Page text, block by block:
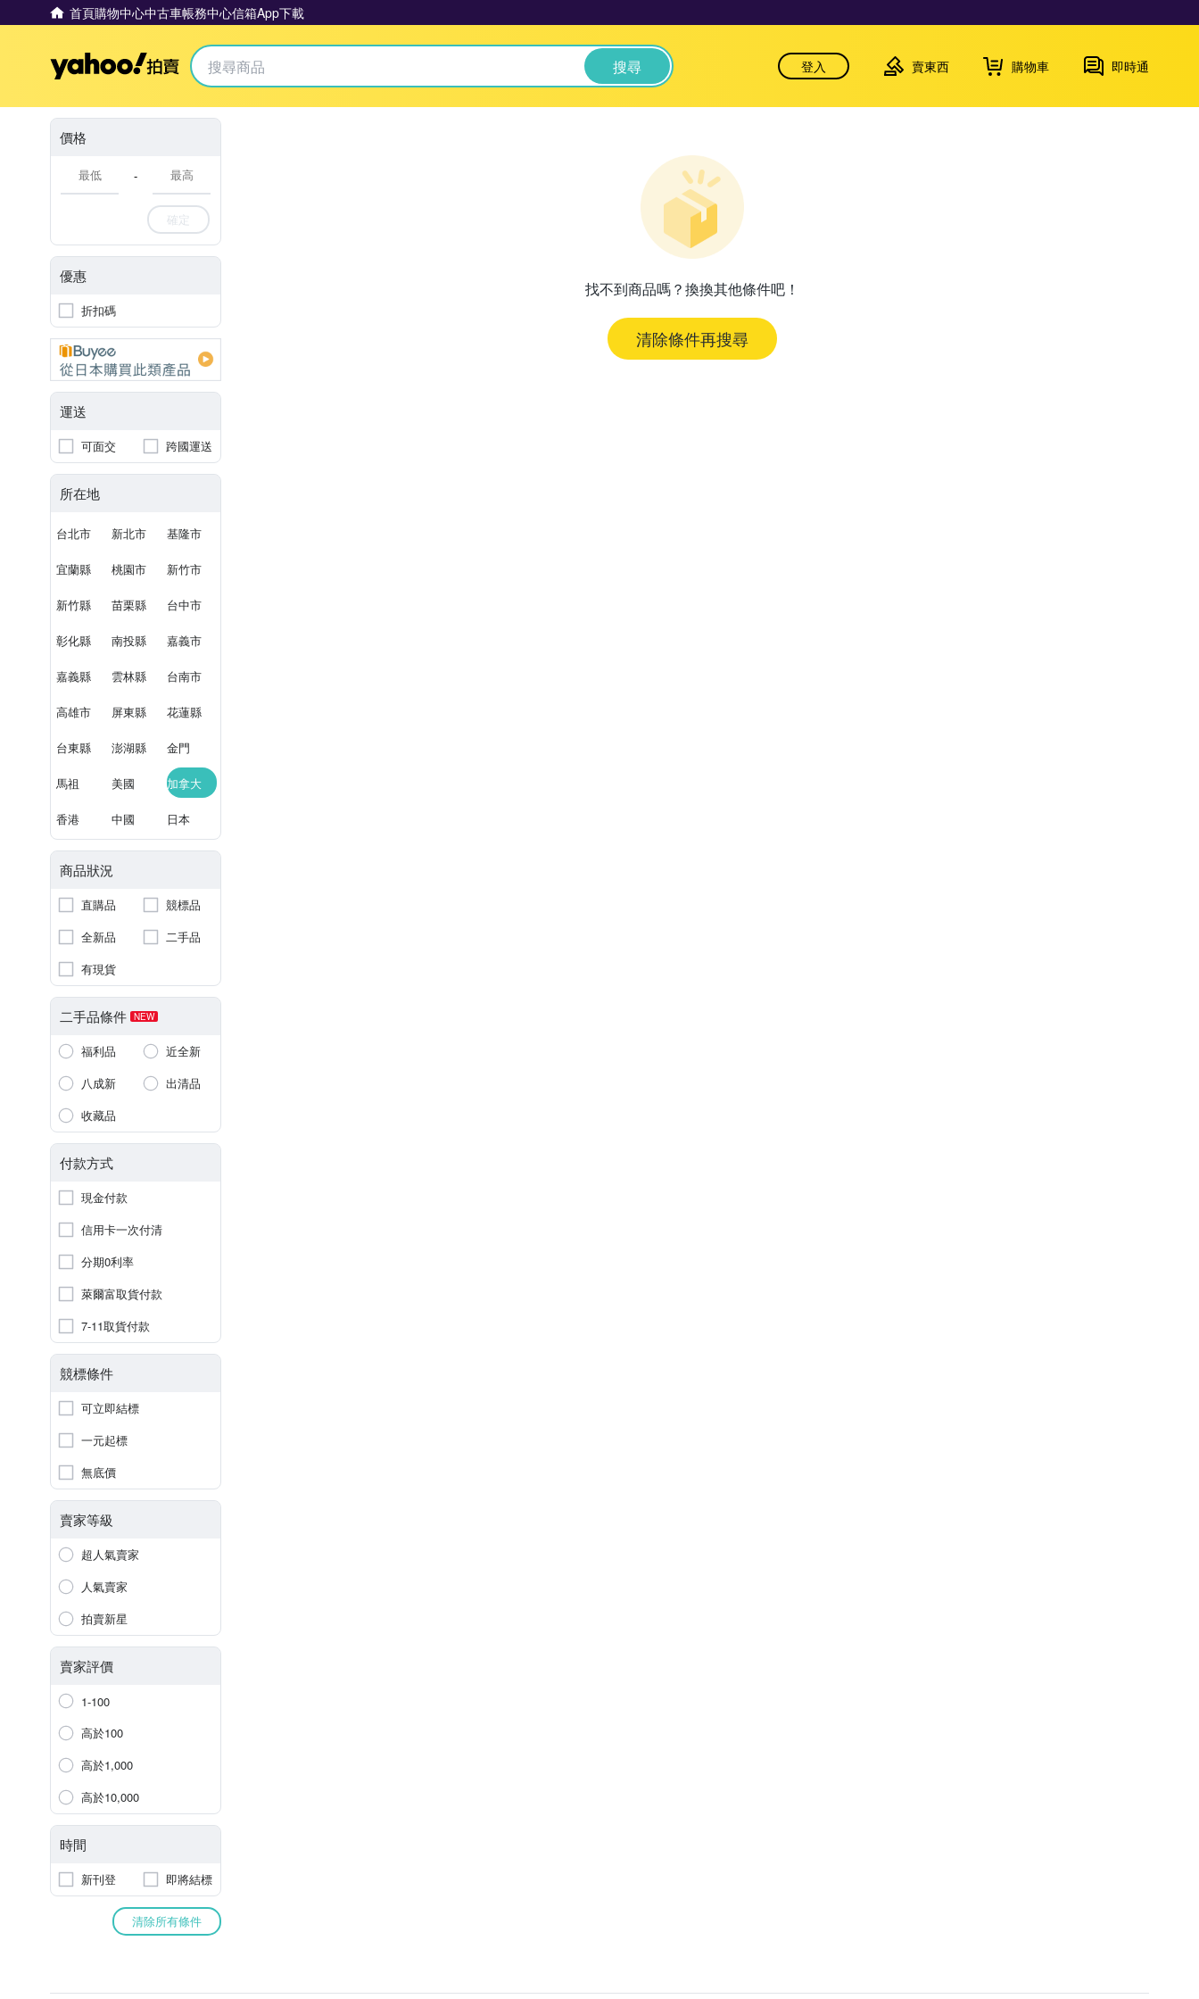
首頁購物中心中古車帳務中心信箱App下載
Yahoo拍賣 搜尋 登入 賣東西 購物車 即時通
價格
-
確定
優惠
折扣碼
運送
可面交 跨國運送
所在地
台北市 新北市 基隆市
宜蘭縣 桃園市 新竹市
新竹縣 苗栗縣 台中市
彰化縣 南投縣 嘉義市
嘉義縣 雲林縣 台南市
高雄市 屏東縣 花蓮縣
台東縣 澎湖縣 金門
馬祖 美國 加拿大
香港 中國 日本
商品狀況
直購品
競標品
全新品
二手品
有現貨
二手品條件 NEW
福利品
近全新
八成新
出清品
收藏品
付款方式
現金付款
信用卡一次付清
分期0利率
萊爾富取貨付款
7-11取貨付款
競標條件
可立即結標
一元起標
無底價
賣家等級
超人氣賣家
人氣賣家
拍賣新星
賣家評價
1-100
高於100
高於1,000
高於10,000
時間
新刊登 即將結標
清除所有條件
找不到商品嗎？換換其他條件吧！
清除條件再搜尋